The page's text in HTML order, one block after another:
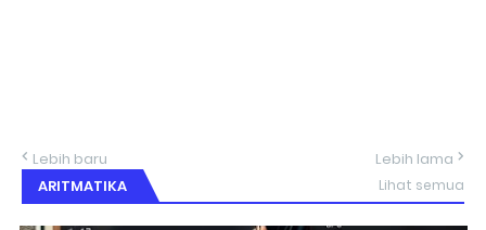
Lebih baru
Lebih lama
ARITMATIKA
Lihat semua